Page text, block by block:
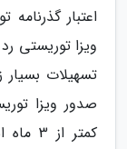
اعتبار
ویزا توریستی
تسهیلات بسیار
صدور ویزا
کمتر